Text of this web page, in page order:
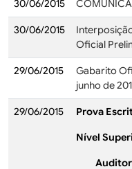
30/06/2015
30/06/2015
Oficial
29/06/2015
Gabarito
junho de
29/06/2015 Prova
Nível